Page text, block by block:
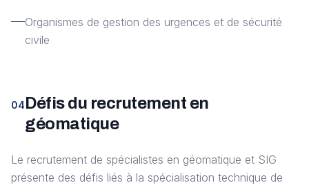
Organismes de gestion des urgences et de sécurité
civile
04Défis du recrutement en
géomatique
Le recrutement de spécialistes en géomatique et SIG
présente des défis liés à la spécialisation technique de